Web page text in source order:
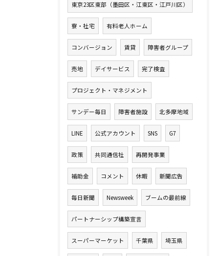
東京23区東部（墨田区・江東区・江戸川区）
寮・社宅 有料老人ホーム
コンバージョン 賃貸 障害者グループ
売地 デイサービス 完了検査
プロジェクト・マネジメント
サンデー毎日 障害者施設 北多摩地域
LINE 公式アカウント SNS G7
政策 共同通信社 再開発事業
補助金 コメント 休暇 新聞広告
毎日新聞 Newsweek ブームの最前線
パートナーシップ構築宣言
スーパーマーケット 千葉県 埼玉県